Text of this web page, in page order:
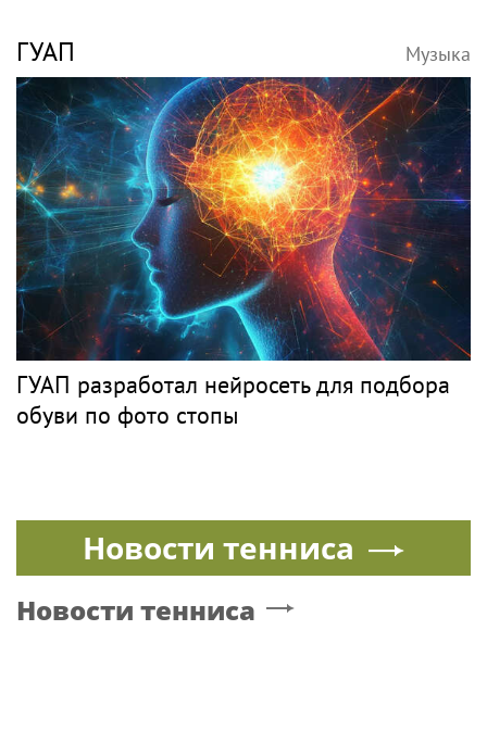
ГУАП Музыка
ГУАП разработал нейросеть для подбора
обуви по фото стопы
Новости тенниса
Новости тенниса